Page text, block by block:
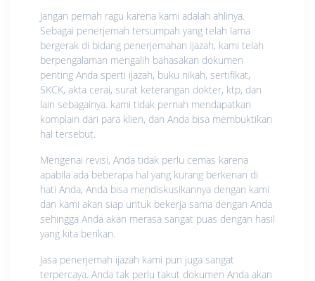
Jangan pernah ragu karena kami adalah ahlinya.
Sebagai penerjemah tersumpah yang telah lama
bergerak di bidang penerjemahan ijazah, kami telah
berpengalaman mengalih bahasakan dokumen
penting Anda sperti ijazah, buku nikah, sertifikat,
SKCK, akta cerai, surat keterangan dokter, ktp, dan
lain sebagainya. kami tidak pernah mendapatkan
komplain dari para klien, dan Anda bisa membuktikan
hal tersebut.
Mengenai revisi, Anda tidak perlu cemas karena
apabila ada beberapa hal yang kurang berkenan di
hati Anda, Anda bisa mendiskusikannya dengan kami
dan kami akan siap untuk bekerja sama dengan Anda
sehingga Anda akan merasa sangat puas dengan hasil
yang kita berikan.
Jasa penerjemah ijazah kami pun juga sangat
terpercaya. Anda tak perlu takut dokumen Anda akan